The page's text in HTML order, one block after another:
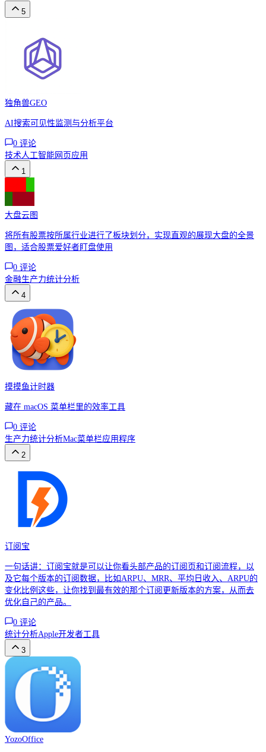
5
独角兽GEO
AI搜索可见性监测与分析平台
0 评论
技术人工智能网页应用
1
大盘云图
将所有股票按所属行业进行了板块划分，实现直观的展现大盘的全景
图，适合股票爱好者盯盘使用
0 评论
金融生产力统计分析
4
摸摸鱼计时器
藏在 macOS 菜单栏里的效率工具
0 评论
生产力统计分析Mac菜单栏应用程序
2
订阅宝
一句话讲：订阅宝就是可以让你看头部产品的订阅页和订阅流程，以
及它每个版本的订阅数据，比如ARPU、MRR、平均日收入、ARPU的
变化比例这些，让你找到最有效的那个订阅更新版本的方案，从而去
优化自己的产品。
0 评论
统计分析Apple开发者工具
3
YozoOffice